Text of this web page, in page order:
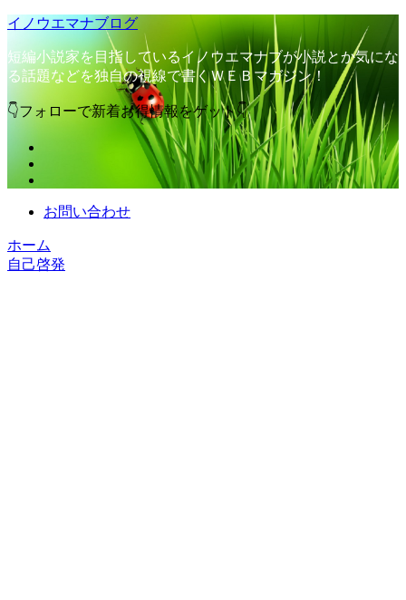
イノウエマナブログ
短編小説家を目指しているイノウエマナブが小説とか気にな
る話題などを独自の視線で書くＷＥＢマガジン！
👇フォローで新着お得情報をゲット👇
お問い合わせ
ホーム
自己啓発